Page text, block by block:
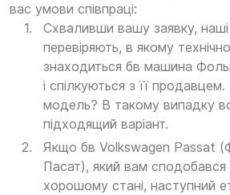
вас умови співпраці:
Схваливши вашу заявку, наші
перевіряють, в якому
знаходиться бв машина
і спілкуються з її
модель? В такому випадку
підходящий варіант.
Якщо бв Volkswagen Passat
Пасат), який вам сподобався
хорошому стані, наступний